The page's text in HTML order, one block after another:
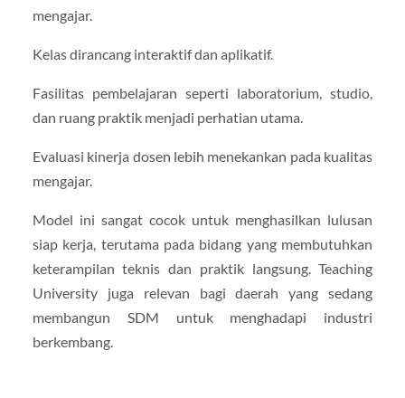
mengajar.
Kelas dirancang interaktif dan aplikatif.
Fasilitas pembelajaran seperti laboratorium, studio,
dan ruang praktik menjadi perhatian utama.
Evaluasi kinerja dosen lebih menekankan pada kualitas
mengajar.
Model ini sangat cocok untuk menghasilkan lulusan
siap kerja, terutama pada bidang yang membutuhkan
keterampilan teknis dan praktik langsung. Teaching
University juga relevan bagi daerah yang sedang
membangun SDM untuk menghadapi industri
berkembang.